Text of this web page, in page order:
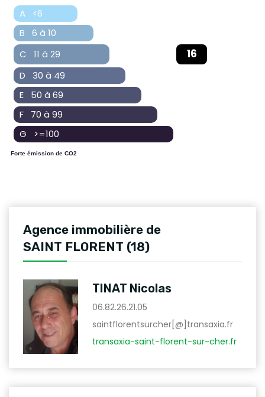
A <6
B 6 à 10
C 11 à 29
16
D 30 à 49
E 50 à 69
F 70 à 99
G >=100
Forte émission de CO2
Agence immobilière de
SAINT FLORENT (18)
TINAT Nicolas
06.82.26.21.05
saintflorentsurcher[@]transaxia.fr
transaxia-saint-florent-sur-cher.fr